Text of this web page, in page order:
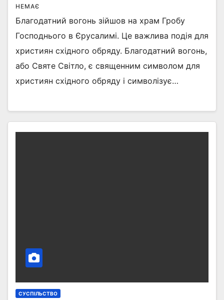
НЕМАЄ
Благодатний вогонь зійшов на храм Гробу
Господнього в Єрусалимі. Це важлива подія для
християн східного обряду. Благодатний вогонь,
або Святе Світло, є священним символом для
християн східного обряду і символізує…
СУСПІЛЬСТВО